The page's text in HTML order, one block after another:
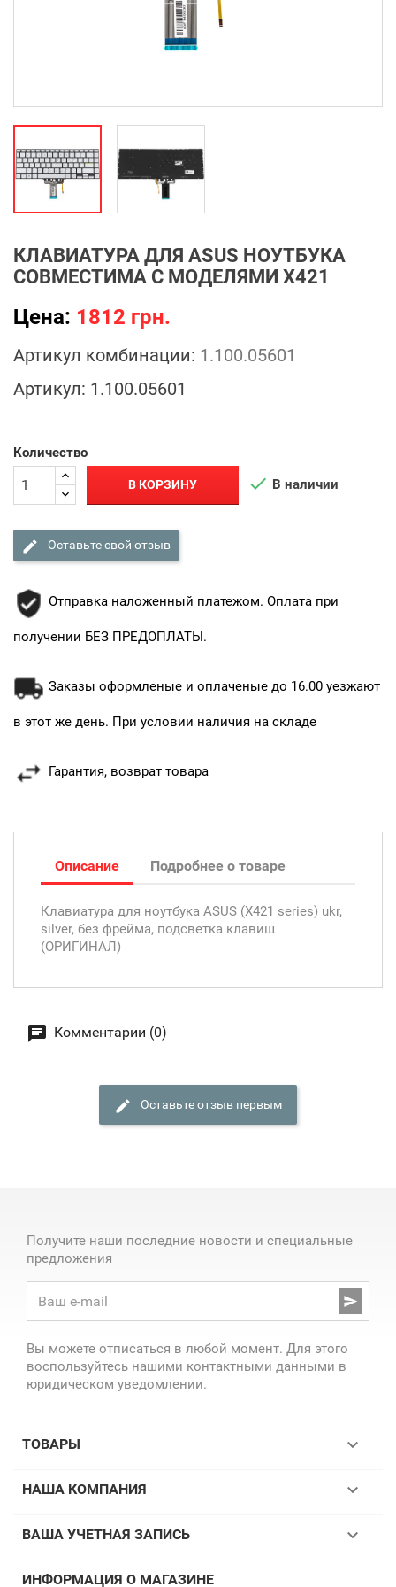
КЛАВИАТУРА ДЛЯ ASUS НОУТБУКА
СОВМЕСТИМА С МОДЕЛЯМИ X421
Цена: 1812 грн.
Артикул комбинации: 1.100.05601
Артикул: 1.100.05601
Количество
В КОРЗИНУ  В наличии
Оставьте свой отзыв
Отправка наложенный платежом. Оплата при
получении БЕЗ ПРЕДОПЛАТЫ.
Заказы оформленые и оплаченые до 16.00 уезжают
в этот же день. При условии наличия на складе
Гарантия, возврат товара
Описание Подробнее о товаре
Клавиатура для ноутбука ASUS (X421 series) ukr,
silver, без фрейма, подсветка клавиш
(ОРИГИНАЛ)
Комментарии (0)
Оставьте отзыв первым
Получите наши последние новости и специальные
предложения

Вы можете отписаться в любой момент. Для этого
воспользуйтесь нашими контактными данными в
юридическом уведомлении.
ТОВАРЫ 
НАША КОМПАНИЯ 
ВАША УЧЕТНАЯ ЗАПИСЬ 
ИНФОРМАЦИЯ О МАГАЗИНЕ